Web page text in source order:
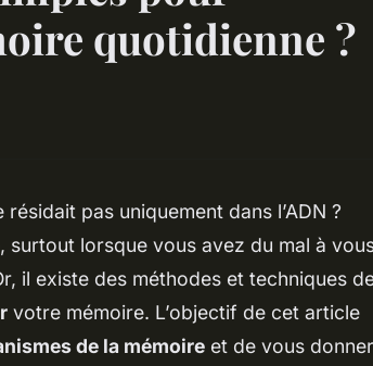
quotidienne ?
pas uniquement dans l’ADN ?
surtout lorsque vous avez du mal à
il existe des méthodes et techniques
votre mémoire. L’objectif de cet article
de la mémoire et de vous donner